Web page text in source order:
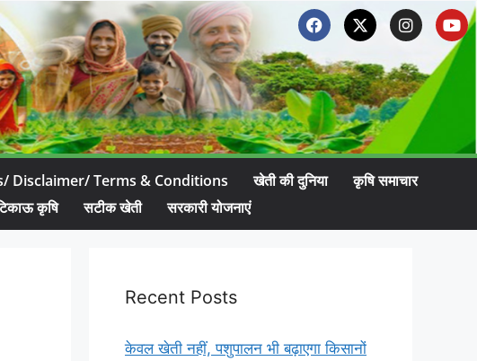
Disclaimer/ Terms & Conditions खेती की दुनिया
कृषि समाचार
कृषि सटीक खेती सरकारी योजनाएं
Recent Posts
केवल खेती नहीं, पशुपालन भी बढ़ाएगा किसानों